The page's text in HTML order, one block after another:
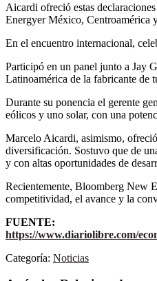
Aicardi ofreció estas
Energyer México, Centroamérica
En el encuentro internacional,
Participó en un panel junto a Jay
Latinoamérica de la fabricante de
Durante su ponencia el gerente
eólicos y uno solar, con una
Marcelo Aicardi, asimismo,
diversificación. Sostuvo que de
y con altas oportunidades de
Recientemente, Bloomberg New
competitividad, el avance y la
FUENTE:
https://www.diariolibre.com/
Categoría: Noticias